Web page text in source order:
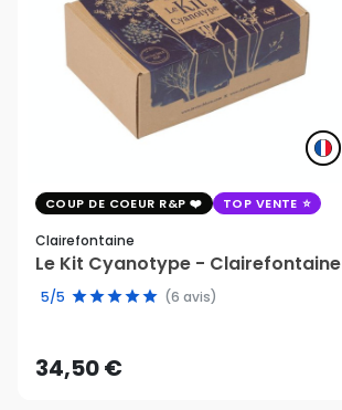
COUP DE COEUR R&P TOP VENTE
Clairefontaine
Le Kit Cyanotype - Clairefontaine
5/5 (6 avis)
34,50 €